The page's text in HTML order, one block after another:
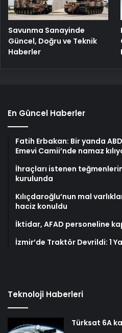
Savunma Sanayinde
Güncel, Doğru ve Teknik
Haberler
En Güncel Haberler
Fatih Erbakan: Bir yanda
Emevi Camii’nde namaz
İhraçları istenen
kurulunda
Kılıçdaroğlu’nun mal
haciz konuldu
İktidar, AFAD personeline
İzmir’de Traktör Devrildi: 1
Teknoloji Haberleri
Türksat 6A